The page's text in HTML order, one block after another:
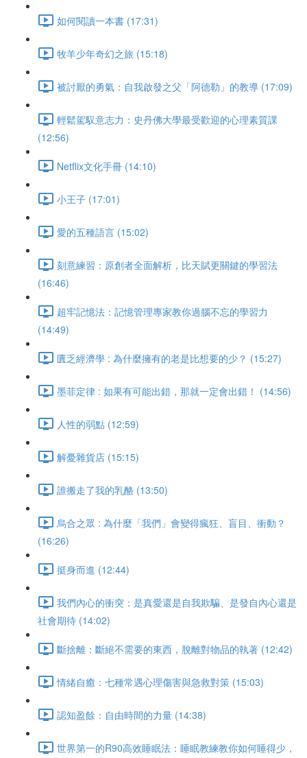
如何閱讀一本書 (17:31)
牧羊少年奇幻之旅 (15:18)
被討厭的勇氣：自我啟發之父「阿德勒」的教導 (17:09)
輕鬆駕馭意志力：史丹佛大學最受歡迎的心理素質課
(12:56)
Netflix文化手冊 (14:10)
小王子 (17:01)
愛的五種語言 (15:02)
刻意練習：原創者全面解析，比天賦更關鍵的學習法
(16:46)
超牢記憶法：記憶管理專家教你過腦不忘的學習力
(14:49)
匱乏經濟學 : 為什麼擁有的老是比想要的少？ (15:27)
墨菲定律 : 如果有可能出錯，那就一定會出錯！ (14:56)
人性的弱點 (12:59)
解憂雜貨店 (15:15)
誰搬走了我的乳酪 (13:50)
烏合之眾 : 為什麼「我們」會變得瘋狂、盲目、衝動？
(16:26)
挺身而進 (12:44)
我們內心的衝突：是真愛還是自我欺騙、是發自內心還是
社會期待 (14:02)
斷捨離：斷絕不需要的東西，脫離對物品的執著 (12:42)
情緒自癒：七種常遇心理傷害與急救對策 (15:03)
認知盈餘：自由時間的力量 (14:38)
世界第一的R90高效睡眠法：睡眠教練教你如何睡得少，